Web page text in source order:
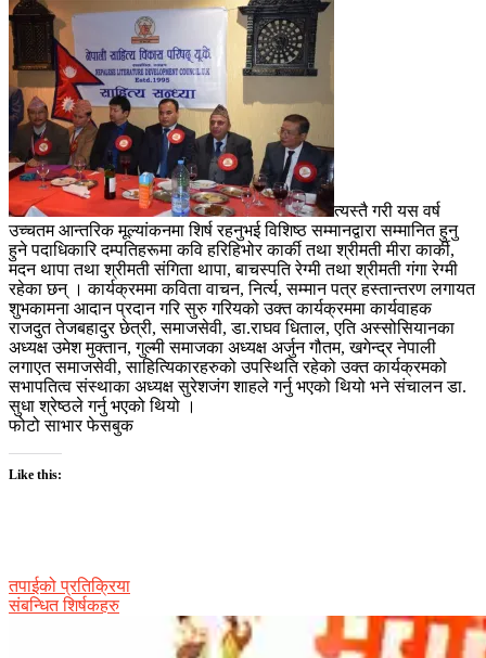
त्यस्तै गरी यस वर्ष
उच्चतम आन्तरिक मूल्यांकनमा शिर्ष रहनुभई विशिष्ठ सम्मानद्वारा सम्मानित हुनु
हुने पदाधिकारि दम्पतिहरूमा कवि हरिहिभोर कार्की तथा श्रीमती मीरा कार्की,
मदन थापा तथा श्रीमती संगिता थापा, बाचस्पति रेग्मी तथा श्रीमती गंगा रेग्मी
रहेका छन् । कार्यक्रममा कविता वाचन, निर्त्य, सम्मान पत्र हस्तान्तरण लगायत
शुभकामना आदान प्रदान गरि सुरु गरियको उक्त कार्यक्रममा कार्यवाहक
राजदुत तेजबहादुर छेत्री, समाजसेवी, डा.राघव धिताल, एति अस्सोसियानका
अध्यक्ष उमेश मुक्तान, गुल्मी समाजका अध्यक्ष अर्जुन गौतम, खगेन्द्र नेपाली
लगाएत समाजसेवी, साहित्यिकारहरुको उपस्थिति रहेको उक्त कार्यक्रमको
सभापतित्व संस्थाका अध्यक्ष सुरेशजंग शाहले गर्नु भएको थियो भने संचालन डा.
सुधा श्रेष्ठले गर्नु भएको थियो ।
फोटो साभार फेसबुक
Like this:
तपाईको प्रतिक्रिया
संबन्धित शिर्षकहरु